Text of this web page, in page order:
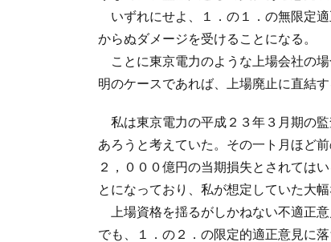
いずれにせよ、１．の１．の無限定
からぬダメージを受けることになる。
ことに東京電力のような上場会社の
明のケースであれば、上場廃止に直結す
私は東京電力の平成２３年３月期の
あろうと考えていた。その一ト月ほど
２，０００億円の当期損失とされては
とになっており、私が想定していた大
上場資格を揺るがしかねない不適正
でも、１．の２．の限定的適正意見に